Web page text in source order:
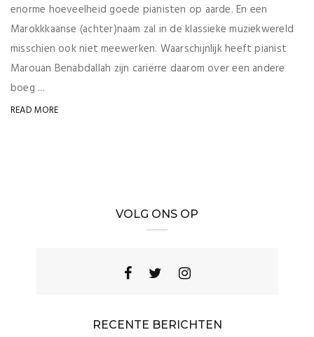
enorme hoeveelheid goede pianisten op aarde. En een
Marokkkaanse (achter)naam zal in de klassieke muziekwereld
misschien ook niet meewerken. Waarschijnlijk heeft pianist
Marouan Benabdallah zijn cariërre daarom over een andere
boeg ...
READ MORE
VOLG ONS OP
RECENTE BERICHTEN